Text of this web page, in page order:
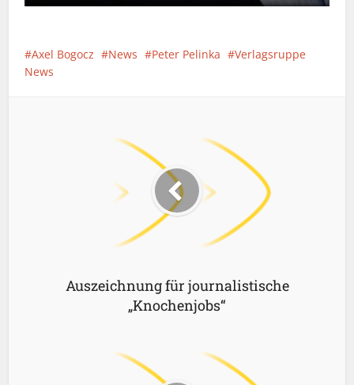
Axel Bogocz News Peter Pelinka
Verlagsruppe
News
Auszeichnung für journalistische
„Knochenjobs“